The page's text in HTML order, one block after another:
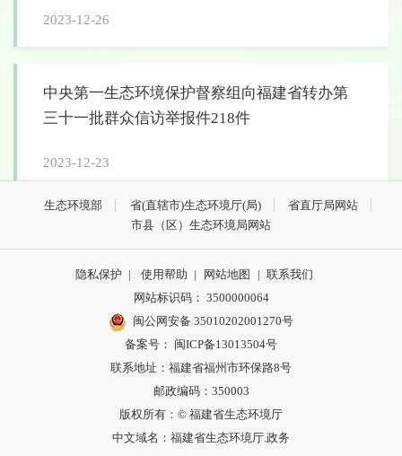
2023-12-26
中央第一生态环境保护督察组向福建省转办第
三十一批群众信访举报件218件
2023-12-23
生态环境部 省(直辖市)生态环境厅(局)
省直厅局网站
市县（区）生态环境局网站
隐私保护 | 使用帮助 | 网站地图 | 联系我们
网站标识码： 3500000064
闽公网安备 35010202001270号
备案号： 闽ICP备13013504号
联系地址：福建省福州市环保路8号
邮政编码：350003
版权所有：© 福建省生态环境厅
中文域名：福建省生态环境厅.政务